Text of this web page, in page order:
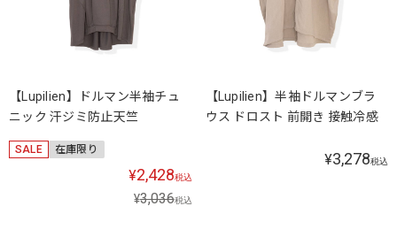
【Lupilien】ドルマン半袖チュ
ニック 汗ジミ防止天竺
SALE 在庫限り
¥2,428税込
¥3,036税込
【Lupilien】半袖ドルマンブラ
ウス ドロスト 前開き 接触冷感
¥3,278税込